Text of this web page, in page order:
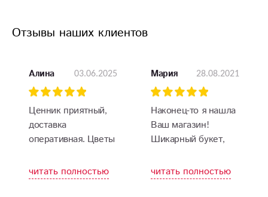
Отзывы наших клиентов
Алина 03.06.2025
Ценник приятный,
доставка
оперативная. Цветы
читать полностью
Мария 28.08.2021
Наконец-то я нашла
Ваш магазин!
Шикарный букет,
аромат, доставили
быстро! Мама
читать полностью